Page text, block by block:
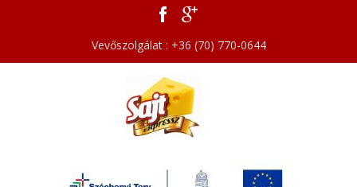
Vevőszolgálat : +36 (70) 770-0644